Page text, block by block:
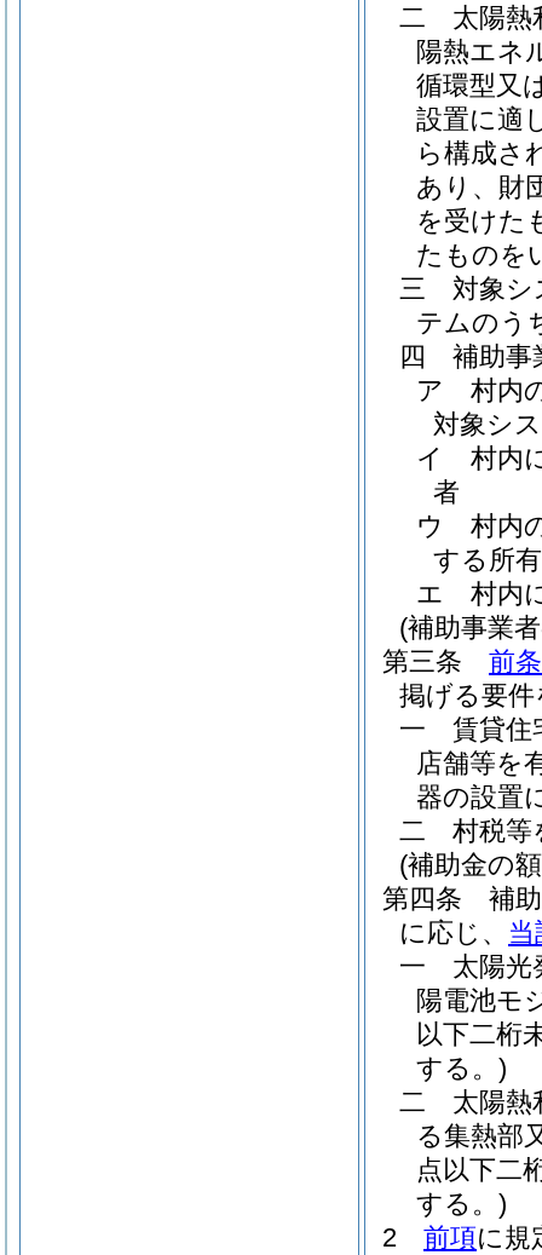
二
太陽
陽熱エネ
循環型又
設置に適
ら構成さ
あり、財
を受けた
たものを
三
対象
テムのう
四
補助
ア
村内
対象シ
イ
村内
者
ウ
村内
する所
エ
村内
(補助事業
第三条
前
掲げる要
一
賃貸住
店舗等を
器の設置
二
村税等
(補助金の
第四条
補
に応じ、
一
太陽
陽電池モ
以下二桁
する。)
二
太陽
る集熱部
点以下二
する。)
2
前項に規